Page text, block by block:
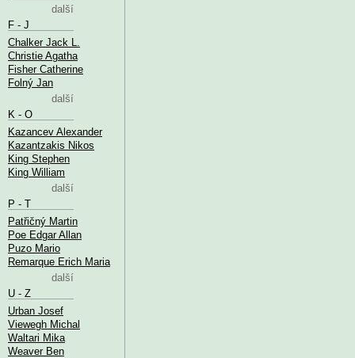
další
F - J
Chalker Jack L.
Christie Agatha
Fisher Catherine
Folný Jan
další
K - O
Kazancev Alexander
Kazantzakis Nikos
King Stephen
King William
další
P - T
Patřičný Martin
Poe Edgar Allan
Puzo Mario
Remarque Erich Maria
další
U - Z
Urban Josef
Viewegh Michal
Waltari Mika
Weaver Ben